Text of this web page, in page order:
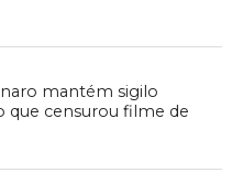
mantém sigilo
que censurou filme de